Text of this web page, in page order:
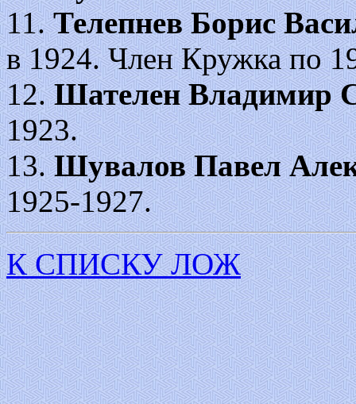
11.Телепнев Борис
в 1924. Член Кружка по
12.Шателен Владимир
1923.
13.Шувалов Павел
1925-1927.
К СПИСКУ ЛОЖ